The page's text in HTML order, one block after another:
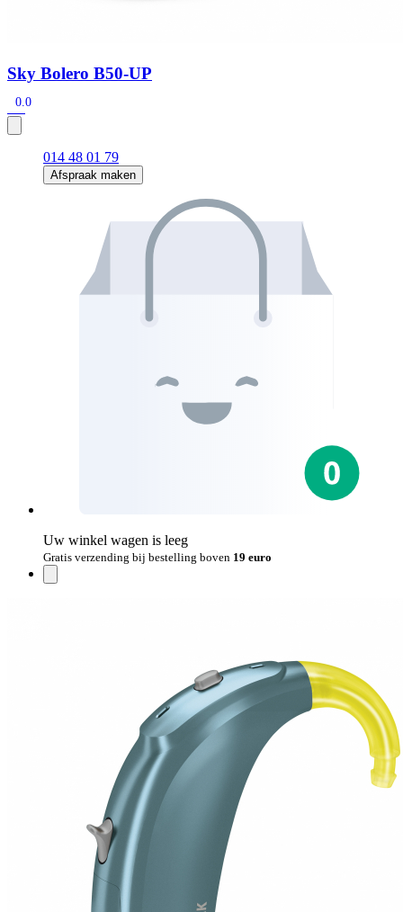
Sky Bolero B50-UP
0.0
014 48 01 79
Afspraak maken
Uw winkel wagen is leeg
Gratis verzending bij bestelling boven 19 euro